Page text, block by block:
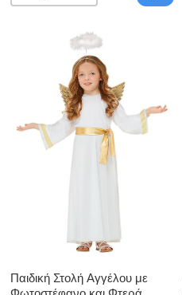
Παιδική Στολή Αγγέλου με